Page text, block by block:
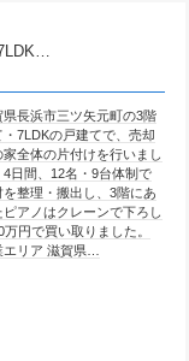
元町の3階
てで、売却
を行いまし
9台体制で
、3階にあ
ンで下ろし
りました。
…